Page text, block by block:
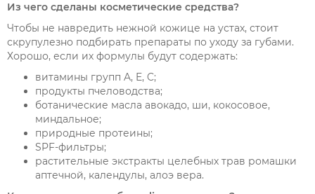
Из чего сделаны косметические средства?
Чтобы не навредить нежной кожице на устах, стоит
скрупулезно подбирать препараты по уходу за губами.
Хорошо, если их формулы будут содержать:
витамины групп A, E, C;
продукты пчеловодства;
ботанические масла авокадо, ши, кокосовое,
миндальное;
природные протеины;
SPF-фильтры;
растительные экстракты целебных трав ромашки
аптечной, календулы, алоэ вера.